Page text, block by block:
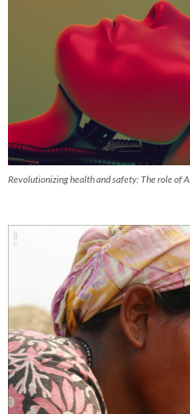
Revolutionizing health and safety: The role of